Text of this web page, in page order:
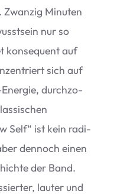
Zwan­zig Minu­ten
nur so
kon­se­quent auf
sich auf
durch­zo­
Self“ ist kein radi­
den­noch einen
der Band.
lau­ter und